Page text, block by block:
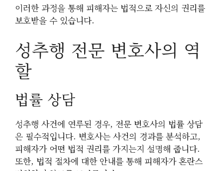
이러한 과정을 통해 피해자는 법적으로 자신의 권리를
보호받을 수 있습니다.
성추행 전문 변호사의 역
할
법률 상담
성추행 사건에 연루된 경우, 전문 변호사의 법률 상담
은 필수적입니다. 변호사는 사건의 경과를 분석하고,
피해자가 어떤 법적 권리를 가지는지 설명해 줍니다.
또한, 법적 절차에 대한 안내를 통해 피해자가 혼란스